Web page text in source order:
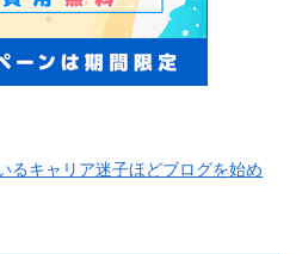
るキャリア迷子ほどブログを始め